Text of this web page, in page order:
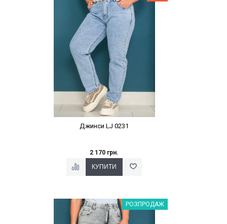
Джинси LJ 0231
2 170 грн.
Наклейки Варіант з %РОЗПРОДАЖ